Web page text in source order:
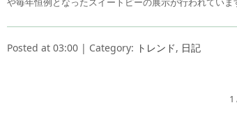
Posted at 03:00 | Category: トレンド, 日記
1